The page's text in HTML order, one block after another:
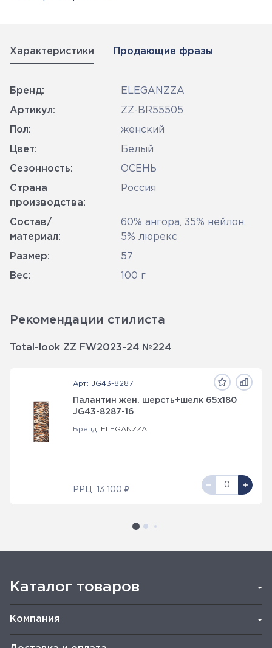
Характеристики Продающие фразы
Бренд: ELEGANZZA
Артикул: ZZ-BR55505
Пол: женский
Цвет: Белый
Сезонность: ОСЕНЬ
Страна
производства:
Россия
Состав/
материал:
60% ангора, 35% нейлон,
5% люрекс
Размер: 57
Вес: 100 г
Рекомендации стилиста
Total-look ZZ FW2023-24 №224
Арт: JG43-8287
Палантин жен. шерсть+шелк 65х180
JG43-8287-16
Бренд: ELEGANZZA
РРЦ 13 100 ₽
Каталог товаров
Компания